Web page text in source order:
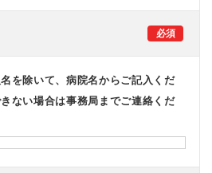
を除いて、病院名からご記入くだ
ない場合は事務局までご連絡くだ